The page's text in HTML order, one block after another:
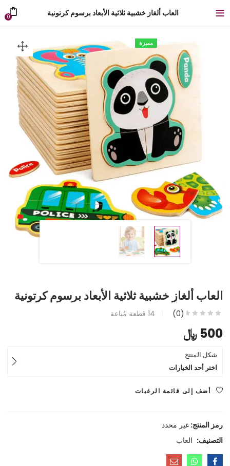
العاب ألغاز خشبية ثلاثية الأبعاد برسوم كرتونية 0
مميزة
العاب ألغاز خشبية ثلاثية الأبعاد برسوم كرتونية
(0)
14 قطعة مُباعة
500 ﷼
شكل المنتج
اختر أحد الخيارات
أضف إلى قائمة الرغبات
رمز المنتج:غير محدد
التصنيف: العاب